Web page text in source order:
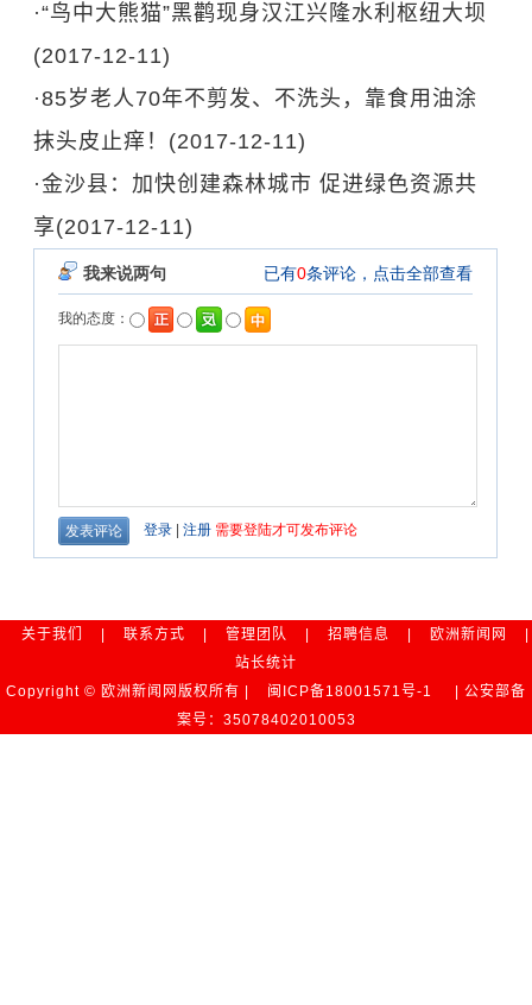
·“鸟中大熊猫”黑鹳现身汉江兴隆水利枢纽大坝
(2017-12-11)
·85岁老人70年不剪发、不洗头，靠食用油涂
抹头皮止痒！ (2017-12-11)
·金沙县：加快创建森林城市 促进绿色资源共
享(2017-12-11)
关于我们 联系方式 管理团队 招聘信息 欧洲新闻网
站长统计
Copyright © 欧洲新闻网版权所有 |
闽ICP备18001571号-1
| 公安部备
案号：35078402010053